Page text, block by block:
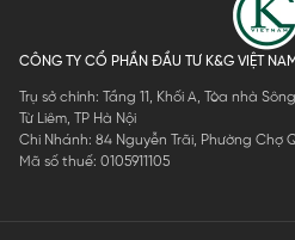
CÔNG TY CỔ PHẦN ĐẦU TƯ K&G VIỆT NAM
Trụ sở chính: Tầng 11, Khối A, Tòa nhà
Từ Liêm, TP Hà Nội
Chi Nhánh: 84 Nguyễn Trãi, Phường Chợ
Mã số thuế: 0105911105